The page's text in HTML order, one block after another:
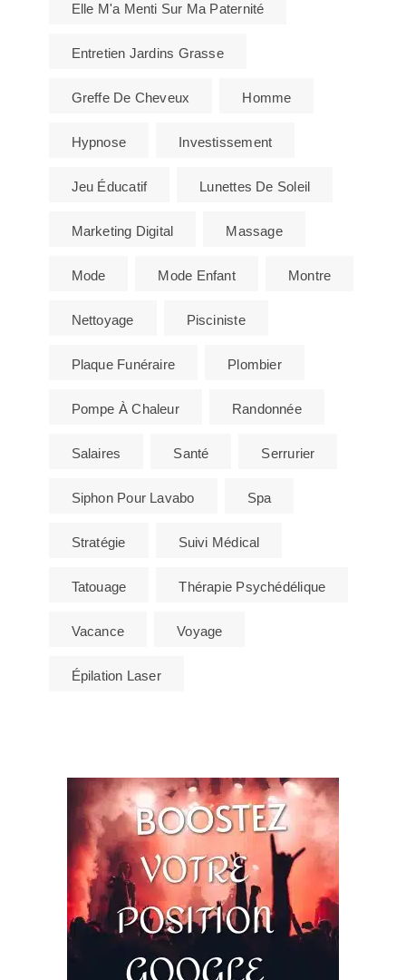
Elle M'a Menti Sur Ma Paternité
Entretien Jardins Grasse
Greffe De Cheveux Homme
Hypnose Investissement
Jeu Éducatif Lunettes De Soleil
Marketing Digital Massage
Mode Mode Enfant Montre
Nettoyage Pisciniste
Plaque Funéraire Plombier
Pompe À Chaleur Randonnée
Salaires Santé Serrurier
Siphon Pour Lavabo Spa
Stratégie Suivi Médical
Tatouage Thérapie Psychédélique
Vacance Voyage
Épilation Laser